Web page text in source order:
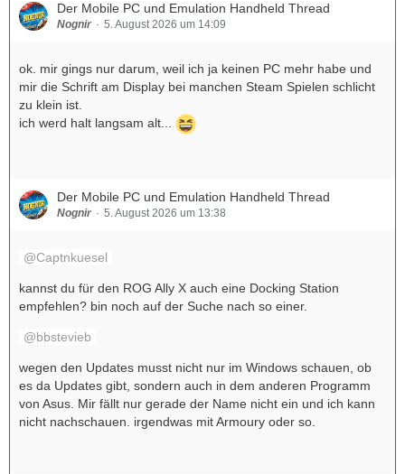
Der Mobile PC und Emulation Handheld Thread
Nognir 5. August 2026 um 14:09
ok. mir gings nur darum, weil ich ja keinen PC mehr habe und
mir die Schrift am Display bei manchen Steam Spielen schlicht
zu klein ist.
ich werd halt langsam alt...
Der Mobile PC und Emulation Handheld Thread
Nognir 5. August 2026 um 13:38
Captnkuesel
kannst du für den ROG Ally X auch eine Docking Station
empfehlen? bin noch auf der Suche nach so einer.
bbstevieb
wegen den Updates musst nicht nur im Windows schauen, ob
es da Updates gibt, sondern auch in dem anderen Programm
von Asus. Mir fällt nur gerade der Name nicht ein und ich kann
nicht nachschauen. irgendwas mit Armoury oder so.